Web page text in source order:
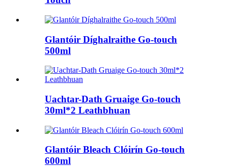
Glantóir Díghalraithe Go-touch
500ml
Uachtar-Dath Gruaige Go-touch
30ml*2 Leathbhuan
Glantóir Bleach Clóirín Go-touch
600ml